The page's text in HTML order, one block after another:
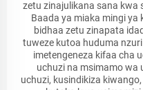
zetu zinajulikana sana kwa
Baada ya miaka mingi ya
bidhaa zetu zinapata
tuweze kutoa huduma
imetengeneza kifaa cha
uchuzi na msimamo wa
uchuzi, kusindikiza